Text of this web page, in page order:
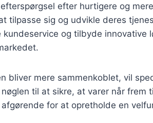
efter hurtigere og
tilpasse sig og udvikle deres
og tilbyde innovative
bliver mere sammenkoblet, vil
til at sikre, at varer når frem
for at opretholde en